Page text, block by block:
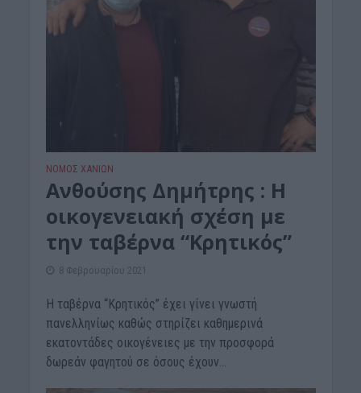
ΝΟΜΌΣ ΧΑΝΊΩΝ
Ανθούσης Δημήτρης : Η
οικογενειακή σχέση με
την ταβέρνα “Κρητικός”
8 Φεβρουαρίου 2021
Η ταβέρνα “Κρητικός” έχει γίνει γνωστή
πανελληνίως καθώς στηρίζει καθημερινά
εκατοντάδες οικογένειες με την προσφορά
δωρεάν φαγητού σε όσους έχουν...